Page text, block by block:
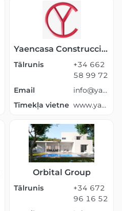
Yaencasa Construcciones
Tālrunis
+34 662
58 99 72
Email
info@yaencasa.com
Tīmekļa vietne
www.yaencasa.com
Orbital Group
Tālrunis
+34 672
96 16 52